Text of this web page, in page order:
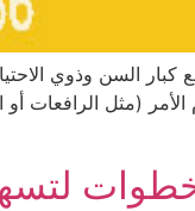
السن وذوي
(مثل الرافعات